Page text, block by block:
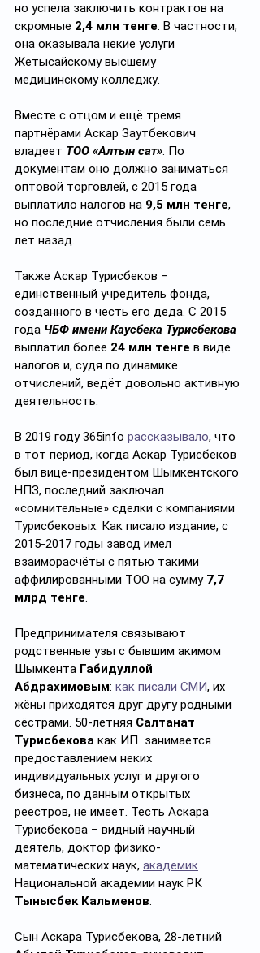
но успела заключить контрактов на
скромные 2,4 млн тенге. В частности,
она оказывала некие услуги
Жетысайскому высшему
медицинскому колледжу.
Вместе с отцом и ещё тремя
партнёрами Аскар Заутбекович
владеет ТОО «Алтын сат». По
документам оно должно заниматься
оптовой торговлей, с 2015 года
выплатило налогов на 9,5 млн тенге,
но последние отчисления были семь
лет назад.
Также Аскар Турисбеков –
единственный учредитель фонда,
созданного в честь его деда. С 2015
года ЧБФ имени Каусбека Турисбекова
выплатил более 24 млн тенге в виде
налогов и, судя по динамике
отчислений, ведёт довольно активную
деятельность.
В 2019 году 365info рассказывало, что
в тот период, когда Аскар Турисбеков
был вице-президентом Шымкентского
НПЗ, последний заключал
«сомнительные» сделки с компаниями
Турисбековых. Как писало издание, с
2015-2017 годы завод имел
взаиморасчёты с пятью такими
аффилированными ТОО на сумму 7,7
млрд тенге.
Предпринимателя связывают
родственные узы с бывшим акимом
Шымкента Габидуллой
Абдрахимовым: как писали СМИ, их
жёны приходятся друг другу родными
сёстрами. 50-летняя Салтанат
Турисбекова как ИП  занимается
предоставлением неких
индивидуальных услуг и другого
бизнеса, по данным открытых
реестров, не имеет. Тесть Аскара
Турисбекова – видный научный
деятель, доктор физико-
математических наук, академик
Национальной академии наук РК
Тынысбек Кальменов.
Сын Аскара Турисбекова, 28-летний